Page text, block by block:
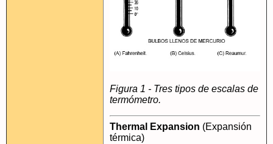
Figura 1 - Tres tipos de escalas de
termómetro.
Thermal Expansion (Expansión
térmica)